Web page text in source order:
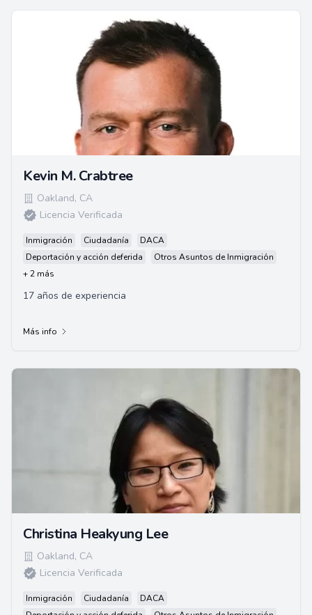
Kevin M. Crabtree
Oakland, CA
Licencia Verificada
Inmigración Ciudadanía
DACA
Deportación y acción deferida
Otros Asuntos de Inmigración
+ 2 más
17 años de experiencia
Más info
Christina Heakyung Lee
Oakland, CA
Licencia Verificada
Inmigración Ciudadanía
DACA